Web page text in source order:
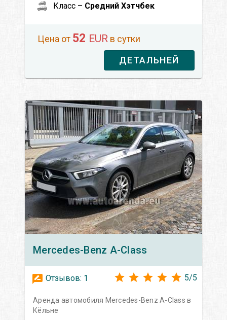
Класс – Средний Хэтчбек
Цена от 52 EUR в сутки
ДЕТАЛЬНЕЙ
Mercedes-Benz A-Class
Отзывов: 1 5/5
Аренда автомобиля Mercedes-Benz A-Class в
Кёльне